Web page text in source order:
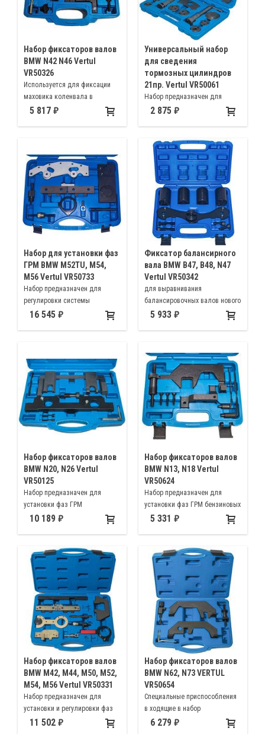
Набор фиксаторов валов
BMW N42 N46 Vertul
VR50326
Используется для фиксации
маховика коленвала в
положении ВМТ на двигателях
5 817
Универсальный набор
для сведения
тормозных цилиндров
21пр. Vertul VR50061
Набор предназначен для
вдавливания поршней
тормозами Mercedes, BMW,
Volkswagen, Opel, Audi, Ford,
Honda, Subaru, Mazda, Nissan,
Mitsubishi, Toyota, Land Rover,
Subaru и др
2 875
Набор для установки фаз
ГРМ BMW M52TU, M54,
M56 Vertul VR50733
Набор предназначен для
регулировки системы
газораспределения Double
16 545
Фиксатор балансирного
вала BMW B47, B48, N47
Vertul VR50342
для выравнивания
балансировочных валов нового
типа относительно коленчатого
5 933
Набор фиксаторов валов
BMW N20, N26 Vertul
VR50125
Набор предназначен для
установки фаз ГРМ
автомобилей BMW с
10 189
Набор фиксаторов валов
BMW N13, N18 Vertul
VR50624
Набор предназначен для
установки фаз ГРМ бензиновых
двигателей автомобилей BMW
5 331
Набор фиксаторов валов
BMW M42, M44, M50, M52,
M54, M56 Vertul VR50331
Набор предназначен для
установки и регулировки фаз
ГРМ двигателей BMW как с
11 502
Набор фиксаторов валов
BMW N62, N73 VERTUL
VR50654
Специальные приспособления
в ходящие в набор
предназначены для установки
6 279